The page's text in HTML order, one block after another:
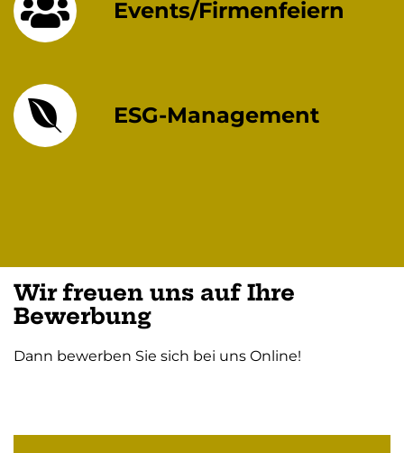
Events/Firmenfeiern
ESG-Management
Wir freuen uns auf Ihre
Bewerbung
Dann bewerben Sie sich bei uns Online!